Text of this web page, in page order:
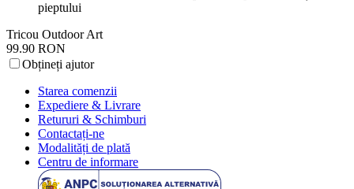
pieptului
Tricou Outdoor Art
99.90 RON
Obțineți ajutor
Starea comenzii
Expediere & Livrare
Retururi & Schimburi
Contactați-ne
Modalități de plată
Centru de informare